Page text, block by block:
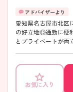
愛知県名古屋市北区に位置す
の好立地◎通勤に便利です。 さらに、残業は月5時間
とプライベートが両立できる環境で
お気に入り